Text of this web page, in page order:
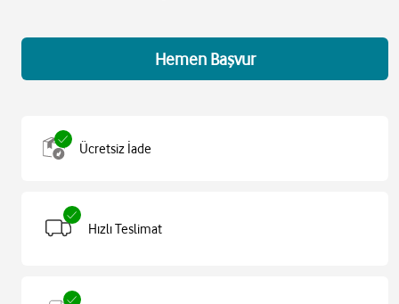
Hemen Başvur
Ücretsiz İade
Hızlı Teslimat